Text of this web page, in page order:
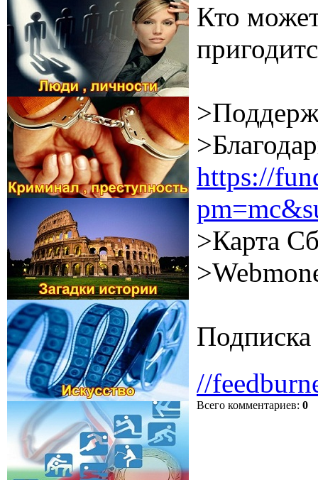
Кто
https://
>Карта
Подписка
//
Всего комментариев: 0